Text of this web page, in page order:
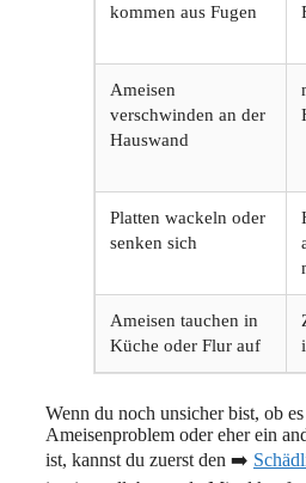
kommen aus Fugen
Ameisen
verschwinden an der
Hauswand
Platten wackeln oder
senken sich
Ameisen tauchen in
Küche oder Flur auf
Wenn du noch unsicher bist, ob
Ameisenproblem oder eher ein
ist, kannst du zuerst den ➡️